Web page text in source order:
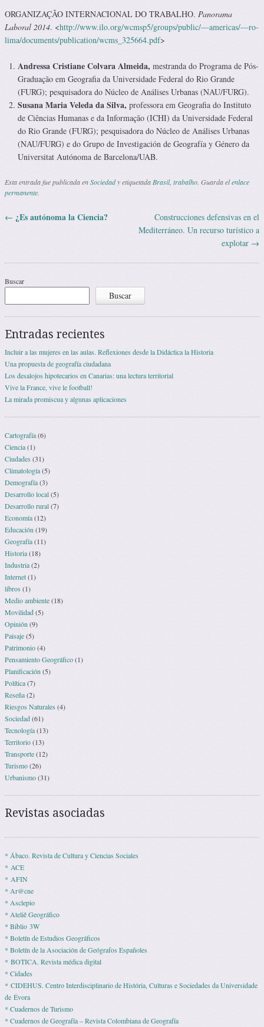
ORGANIZAÇÃO INTERNACIONAL DO TRABALHO. Panorama
Laboral 2014. <http://www.ilo.org/wcmsp5/groups/public/—americas/—ro-
lima/documents/publication/wcms_325664.pdf>
Andressa Cristiane Colvara Almeida, mestranda do Programa de Pós-
Graduação em Geografia da Universidade Federal do Rio Grande
(FURG); pesquisadora do Núcleo de Análises Urbanas (NAU/FURG).
Susana Maria Veleda da Silva, professora em Geografia do Instituto
de Ciências Humanas e da Informação (ICHI) da Universidade Federal
do Rio Grande (FURG); pesquisadora do Núcleo de Análises Urbanas
(NAU/FURG) e do Grupo de Investigación de Geografía y Género da
Universitat Autónoma de Barcelona/UAB.
Esta entrada fue publicada enSociedady etiquetada Brasil, trabalho . Guarda elenlace
permanente
Navegación de entradas
← ¿Es autónoma la Ciencia?
Construcciones defensivas en el
Mediterráneo. Un recurso turístico a
explotar →
Buscar
Buscar
Entradas recientes
Incluir a las mujeres en las aulas. Reflexiones desde la Didáctica la Historia
Una propuesta de geografía ciudadana
Los desalojos hipotecarios en Canarias: una lectura territorial
Vive la France, vive le football!
La mirada promiscua y algunas aplicaciones
Cartografía(6)
Ciencia(1)
Ciudades (31)
Climatología(5)
Demografía(3)
Desarrollo local(5)
Desarrollo rural(7)
Economía(12)
Educación(19)
Geografía(11)
Historia(18)
Industria(2)
Internet(1)
libros(1)
Medio ambiente(18)
Movilidad(5)
Opinión(9)
Paisaje(5)
Patrimonio(4)
Pensamiento Geográfico(1)
Planificación(5)
Política(7)
Reseña(2)
Riesgos Naturales (4)
Sociedad(61)
Tecnología(13)
Territorio(13)
Transporte(12)
Turismo(26)
Urbanismo(31)
Revistas asociadas
* Ábaco. Revista de Cultura y Ciencias Sociales
* ACE
* AFIN
* Ar@cne
* Asclepio
* Ateliê Geográfico
* Biblio 3W
* Boletín de Estudios Geográficos
* Boletín de la Asociación de Geógrafos Españoles
* BOTICA. Revista médica digital
* Cidades
* CIDEHUS. Centro Interdisciplinario de História, Culturas e Sociedades da Universidade
de Évora
* Cuadernos de Turismo
* Cuadernos de Geografía – Revista Colombiana de Geografía